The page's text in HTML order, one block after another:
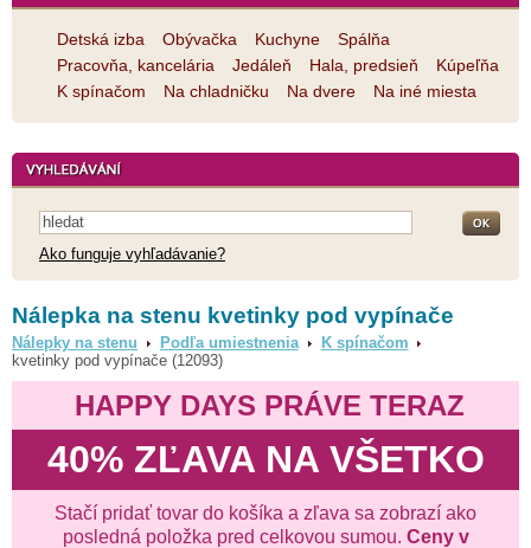
Detská izba Obývačka Kuchyne
Spálňa
Pracovňa, kancelária
Jedáleň Hala, predsieň
Kúpeľňa
K spínačom
Na chladničku Na dvere Na iné miesta
Ako funguje vyhľadávanie?
Nálepka na stenu kvetinky pod vypínače
Nálepky na stenu Podľa umiestnenia
K spínačom
kvetinky pod vypínače (12093)
HAPPY DAYS PRÁVE TERAZ
40% ZĽAVA NA VŠETKO
Stačí pridať tovar do košíka a zľava sa zobrazí ako
posledná položka pred celkovou sumou. Ceny v